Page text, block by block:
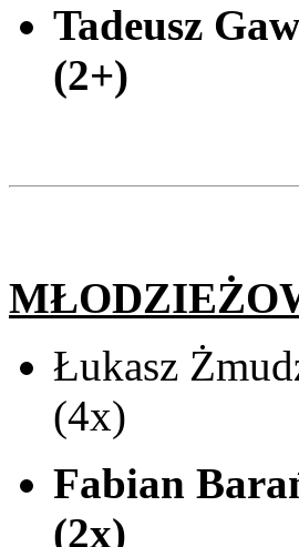
Tadeusz
(2+)
Łukasz
(4x)
Fabian
(2x)